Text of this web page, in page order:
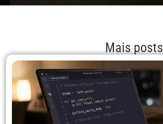
Mais posts